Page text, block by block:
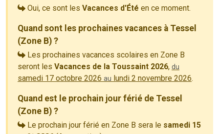
Oui, ce sont les Vacances d'Été en ce moment.
Quand sont les prochaines vacances à Tessel
(Zone B) ?
Les prochaines vacances scolaires en Zone B
seront les Vacances de la Toussaint 2026, du
samedi 17 octobre 2026 au lundi 2 novembre 2026.
Quand est le prochain jour férié de Tessel
(Zone B) ?
Le prochain jour férié en Zone B sera le samedi 15